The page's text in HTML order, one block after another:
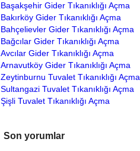
Başakşehir Gider Tıkanıklığı Açma
Bakırköy Gider Tıkanıklığı Açma
Bahçelievler Gider Tıkanıklığı Açma
Bağcılar Gider Tıkanıklığı Açma
Avcılar Gider Tıkanıklığı Açma
Arnavutköy Gider Tıkanıklığı Açma
Zeytinburnu Tuvalet Tıkanıklığı Açma
Sultangazi Tuvalet Tıkanıklığı Açma
Şişli Tuvalet Tıkanıklığı Açma
Son yorumlar